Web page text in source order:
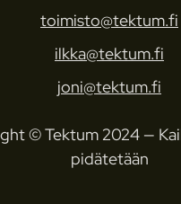
toimisto@tektum.fi
ilkka@tektum.fi
joni@tektum.fi
© Tektum 2024 —
pidätetään